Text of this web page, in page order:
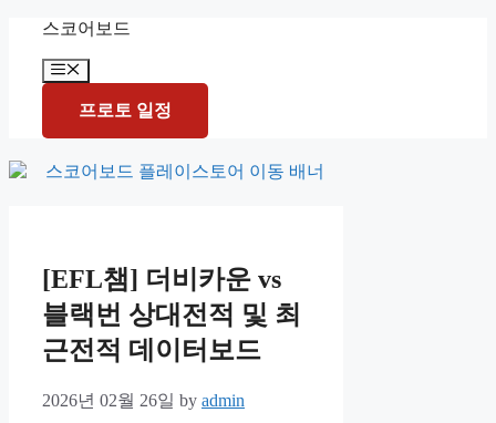
content
스코어보드
Menu
프로토 일정
[EFL챔] 더비카운 vs
블랙번 상대전적 및 최
근전적 데이터보드
2026년 02월 26일 by admin